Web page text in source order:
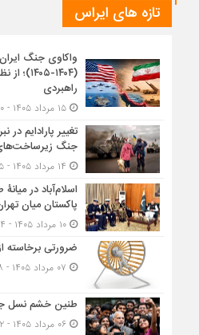
تازه های ایراس
واکاوی جنگ
(۱۴۰۴-
راهبردی
۱۵ مرداد ۱۴۰۵ - ۱۴:۲۰
تغییر پارادایم در
جنگ
اسلام‌آباد در
پاکستان میان
۱۰ مرداد ۱۴۰۵ - ۱۱:۵۴
ضرورتی برخاسته
طنین خشم نسل
۰۶ مرداد ۱۴۰۵ - ۱۲:۴۲